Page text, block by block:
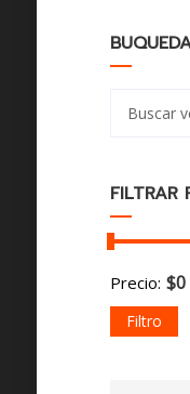
FILTRAR
Precio: $0
Filtro